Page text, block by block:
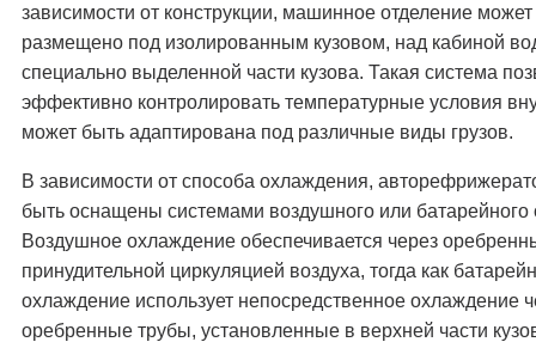
зависимости от конструкции, машинное отделение
размещено под изолированным кузовом, над кабиной
специально выделенной части кузова. Такая система
эффективно контролировать температурные условия
может быть адаптирована под различные виды грузов.
В зависимости от способа охлаждения,
быть оснащены системами воздушного или батарейного
Воздушное охлаждение обеспечивается через
принудительной циркуляцией воздуха, тогда как
охлаждение использует непосредственное охлаждение
оребренные трубы, установленные в верхней части